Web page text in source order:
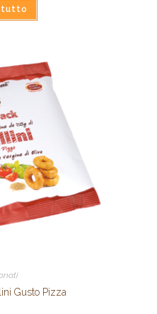
tutto
Gusto Pizza